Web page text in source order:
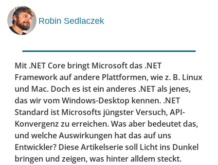
Robin Sedlaczek
Mit .NET Core bringt Microsoft das .NET
Framework auf andere Plattformen, wie z. B. Linux
und Mac. Doch es ist ein anderes .NET als jenes,
das wir vom Windows-Desktop kennen. .NET
Standard ist Microsofts jüngster Versuch, API-
Konvergenz zu erreichen. Was aber bedeutet das,
und welche Auswirkungen hat das auf uns
Entwickler? Diese Artikelserie soll Licht ins Dunkel
bringen und zeigen, was hinter alldem steckt.